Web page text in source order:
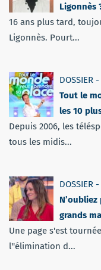
Ligonnès
16 ans plus tard,
Ligonnès. Pourt...
DOSSIER
Tout le
les 10
Depuis 2006, les
tous les midis...
DOSSIER
grands
Une page s'est
l''élimination d...